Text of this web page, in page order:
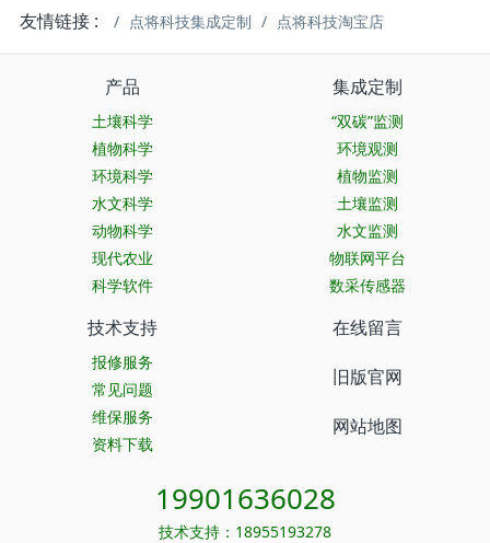
友情链接 : 点将科技集成定制 点将科技淘宝店
产品
土壤科学
植物科学
环境科学
水文科学
动物科学
现代农业
科学软件
集成定制
“双碳”监测
环境观测
植物监测
土壤监测
水文监测
物联网平台
数采传感器
技术支持
报修服务
常见问题
维保服务
资料下载
在线留言
旧版官网
网站地图
19901636028
技术支持：18955193278